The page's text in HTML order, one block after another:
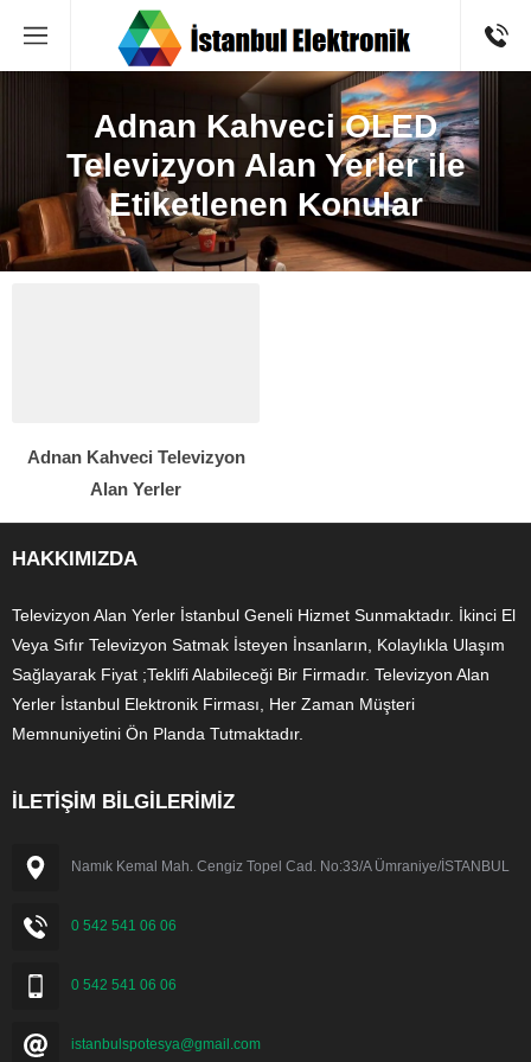
Adnan Kahveci OLED
Televizyon Alan Yerler ile
Etiketlenen Konular
Adnan Kahveci Televizyon
Alan Yerler
HAKKIMIZDA
Televizyon Alan Yerler İstanbul Geneli Hizmet Sunmaktadır. İkinci El
Veya Sıfır Televizyon Satmak İsteyen İnsanların, Kolaylıkla Ulaşım
Sağlayarak Fiyat ;Teklifi Alabileceği Bir Firmadır. Televizyon Alan
Yerler İstanbul Elektronik Firması, Her Zaman Müşteri
Memnuniyetini Ön Planda Tutmaktadır.
İLETİŞİM BİLGİLERİMİZ
Namık Kemal Mah. Cengiz Topel Cad. No:33/A Ümraniye/İSTANBUL
0 542 541 06 06
0 542 541 06 06
istanbulspotesya@gmail.com